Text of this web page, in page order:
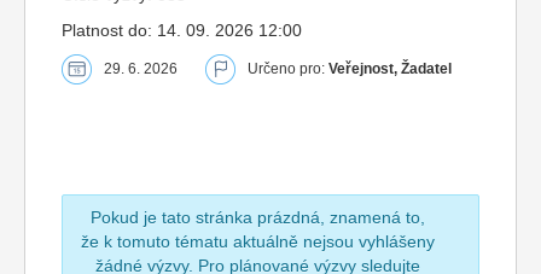
Platnost do: 14. 09. 2026 12:00
29. 6. 2026 Určeno pro: Veřejnost, Žadatel
Pokud je tato stránka prázdná, znamená to,
že k tomuto tématu aktuálně nejsou vyhlášeny
žádné výzvy. Pro plánované výzvy sledujte